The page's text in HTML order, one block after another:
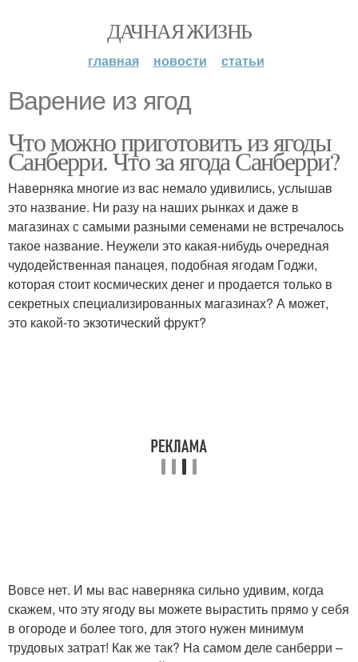
ДАЧНАЯ ЖИЗНЬ
главная новости статьи
Варение из ягод
Что можно приготовить из ягоды
Санберри. Что за ягода Санберри?
Наверняка многие из вас немало удивились, услышав
это название. Ни разу на наших рынках и даже в
магазинах с самыми разными семенами не встречалось
такое название. Неужели это какая-нибудь очередная
чудодейственная панацея, подобная ягодам Годжи,
которая стоит космических денег и продается только в
секретных специализированных магазинах? А может,
это какой-то экзотический фрукт?
Вовсе нет. И мы вас наверняка сильно удивим, когда
скажем, что эту ягоду вы можете вырастить прямо у себя
в огороде и более того, для этого нужен минимум
трудовых затрат! Как же так? На самом деле санберри –